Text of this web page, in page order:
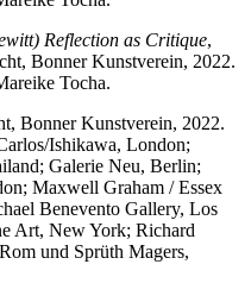
Reflection as Critique,
Bonner Kunstverein, 2022.
Tocha.